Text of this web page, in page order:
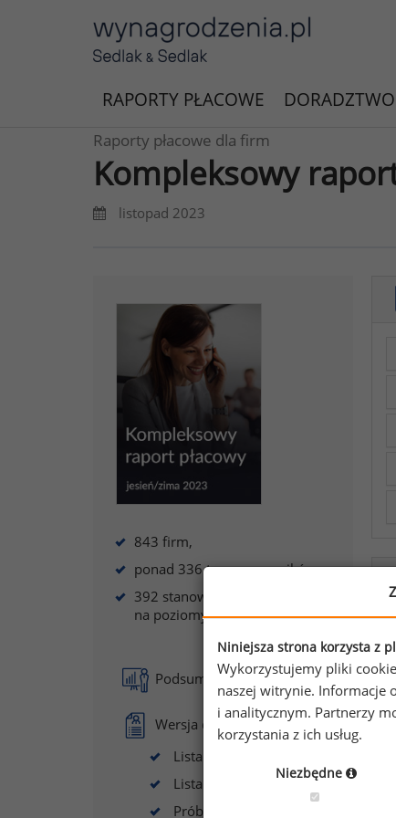
RAPORTY PŁACOWE DORADZTWO
Raporty płacowe dla firm
Kompleksowy
listopad 2023
843 firm,
ponad 336 tys. pracowników,
392 stanowisk (926 w podziale
na poziomy).
Podsumowanie raportu
Wersja demo, w tym:
Lista uczestników
Lista stanowisk
Próba badawcza
Niniejsza strona korzysta z
Wykorzystujemy pliki
naszej witrynie. Informacje
i analitycznym. Partnerzy
korzystania z ich usług.
Niezbędne